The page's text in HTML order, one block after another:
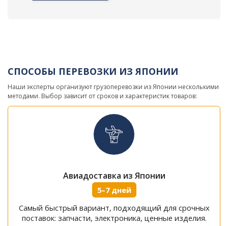
СПОСОБЫ ПЕРЕВОЗКИ ИЗ ЯПОНИИ
Наши эксперты организуют грузоперевозки из Японии несколькими
методами. Выбор зависит от сроков и характеристик товаров:
Авиадоставка из Японии
5–7 дней
Самый быстрый вариант, подходящий для срочных
поставок: запчасти, электроника, ценные изделия.